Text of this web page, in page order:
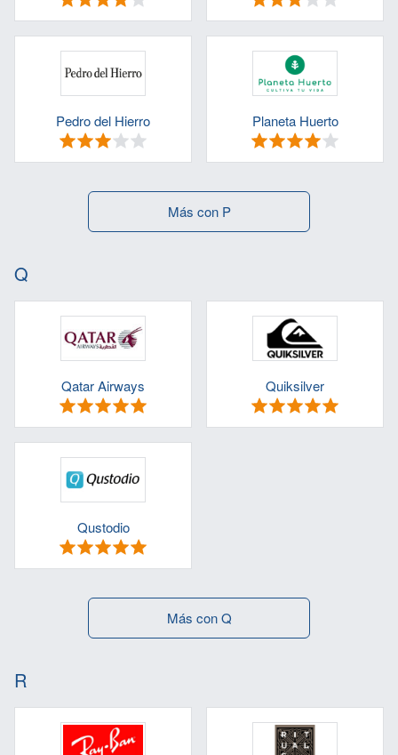
Pedro del Hierro Planeta Huerto
Más con P
Q
Qatar Airways Quiksilver
Qustodio
Más con Q
R